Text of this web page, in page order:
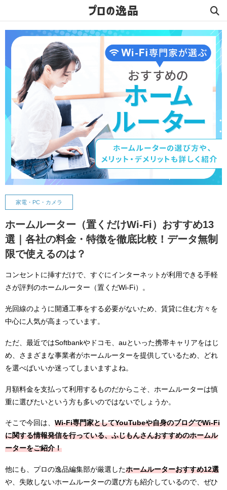
プロの逸品
家電・PC・カメラ
ホームルーター（置くだけWi-Fi）おすすめ13
選｜各社の料金・特徴を徹底比較！データ無制
限で使えるのは？
コンセントに挿すだけで、すぐにインターネットが利用できる手軽
さが評判のホームルーター（置くだWi-Fi）。
光回線のように開通工事をする必要がないため、賃貸に住む方々を
中心に人気が高まっています。
ただ、最近ではSoftbankやドコモ、auといった携帯キャリアをはじ
め、さまざまな事業者がホームルーターを提供しているため、どれ
を選べばいいか迷ってしまいますよね。
月額料金を支払って利用するものだからこそ、ホームルーターは慎
重に選びたいという方も多いのではないでしょうか。
そこで今回は、 Wi-Fi専門家としてYouTubeや自身のブログでWi-Fi
に関する情報発信を行っている、ふじもんさんおすすめのホームル
ーターをご紹介！
他にも、プロの逸品編集部が厳選したホームルーターおすすめ12選
や、失敗しないホームルーターの選び方も紹介しているので、ぜひ